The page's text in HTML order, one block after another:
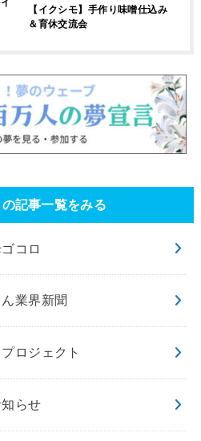
【イクシモ】手作り味噌仕込み
＆育休交流会
記事一覧をみる
コロ
業界新聞
ロジェクト
知らせ